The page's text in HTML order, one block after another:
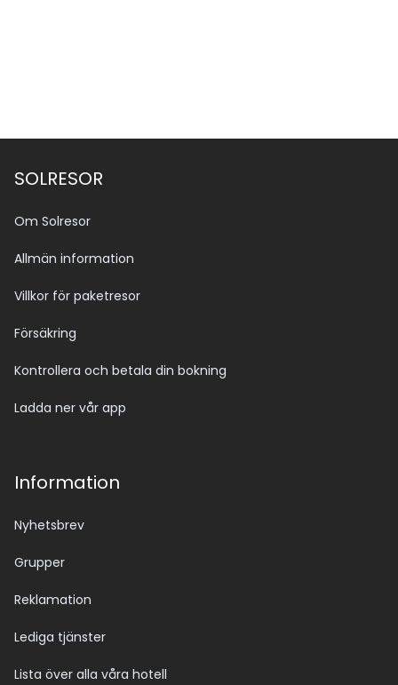
SOLRESOR
Om Solresor
Allmän information
Villkor för paketresor
Försäkring
Kontrollera och betala din bokning
Ladda ner vår app
Information
Nyhetsbrev
Grupper
Reklamation
Lediga tjänster
Lista över alla våra hotell